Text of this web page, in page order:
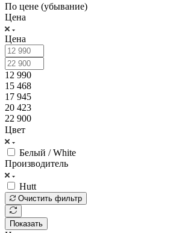
По цене (убывание)
Цена
Цена
12 990
15 468
17 945
20 423
22 900
Цвет
Белый / White
Производитель
Hutt
Очистить фильтр
Показать